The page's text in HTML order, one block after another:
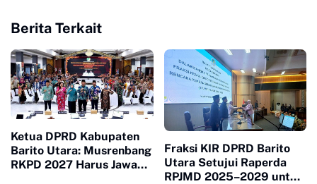
Berita Terkait
Ketua DPRD Kabupaten
Barito Utara: Musrenbang
RKPD 2027 Harus Jawab
Fraksi KIR DPRD Barito
Utara Setujui Raperda
RPJMD 2025–2029 untuk